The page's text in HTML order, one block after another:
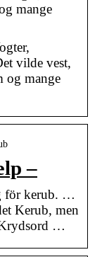
mange
vilde vest,
og mange
–
för kerub. …
Kerub, men
…